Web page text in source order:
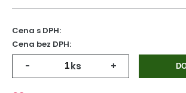
Cena s DPH:
Cena bez DPH:
- ks +